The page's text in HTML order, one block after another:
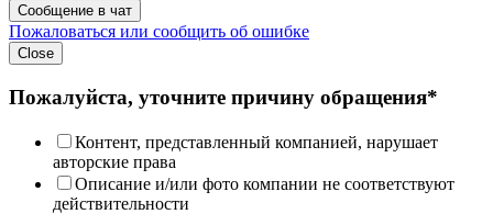
Сообщение в чат
Пожаловаться или сообщить об ошибке
Close
Пожалуйста, уточните причину обращения*
Контент, представленный компанией, нарушает
авторские права
Описание и/или фото компании не соответствуют
действительности